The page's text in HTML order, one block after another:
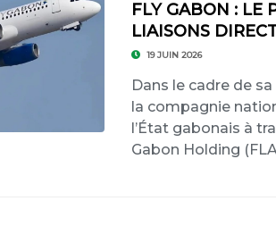
FLY GABON : LE
LIAISONS
19 JUIN 2026
Dans le cadre de
la compagnie
l’État gabonais à
Gabon Holding